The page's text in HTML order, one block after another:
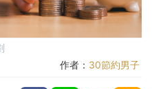
作者： 30節約男子